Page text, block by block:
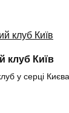
клуб Київ
у серці